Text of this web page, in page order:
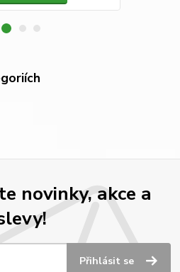
novinky, akce a
Přihlásit se